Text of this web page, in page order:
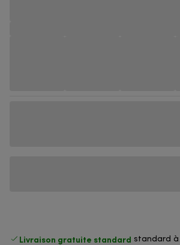
Livraison gratuite standard standard